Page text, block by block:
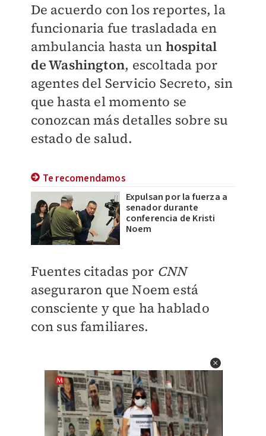
De acuerdo con los reportes, la
funcionaria fue trasladada en
ambulancia hasta un hospital
de Washington, escoltada por
agentes del Servicio Secreto, sin
que hasta el momento se
conozcan más detalles sobre su
estado de salud.
Te recomendamos
Expulsan por la fuerza a
senador durante
conferencia de Kristi
Noem
Fuentes citadas por CNN
aseguraron que Noem está
consciente y que ha hablado
con sus familiares.